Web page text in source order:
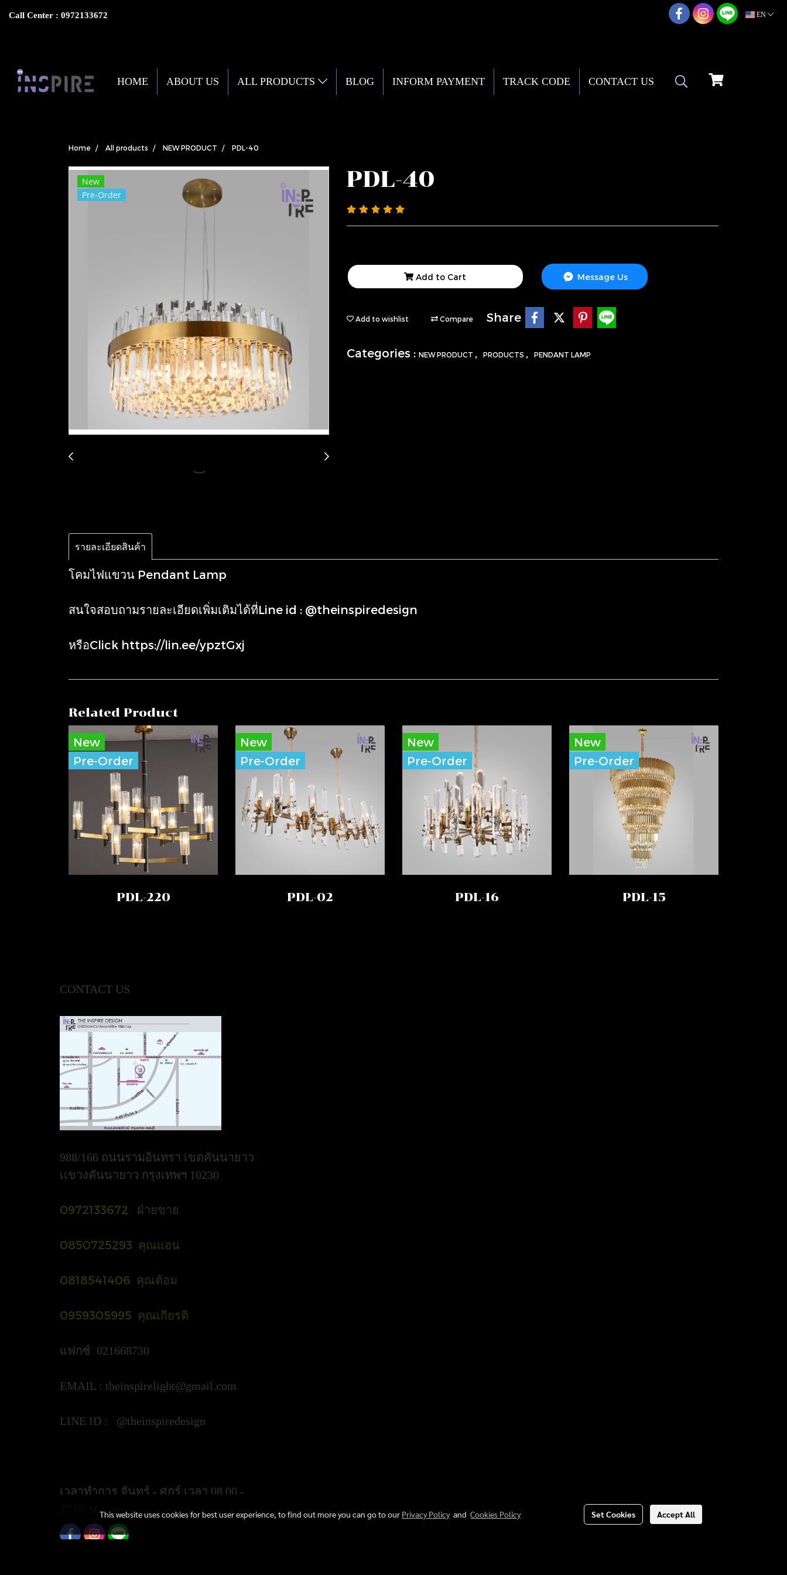
Call Center : 0972133672 EN
HOME ABOUT US ALL PRODUCTS BLOG INFORM PAYMENT TRACK CODE CONTACT US
Home All products NEW PRODUCT PDL-40
New
Pre-Order
PDL-40
Add to Cart Message Us
Add to wishlist Compare Share
Categories : NEW PRODUCT PRODUCTS PENDANT LAMP
รายละเอียดสินค้า
โคมไฟแขวน Pendant Lamp
สนใจสอบถามรายละเอียดเพิ่มเติมได้ที่Line id : @theinspiredesign
หรือClick https://lin.ee/ypztGxj
Related Product
New
Pre-Order
PDL-220
New
Pre-Order
PDL-02
New
Pre-Order
PDL-16
New
Pre-Order
PDL-15
CONTACT US
988/166 ถนนรามอินทรา เขตคันนายาว
เเขวงคันนายาว กรุงเทพฯ 10230
0972133672 ฝ่ายขาย
0850725293 คุณแอน
0818541406 คุณต้อม
0959305995 คุณเกียรติ
แฟกซ์ 021668730
EMAIL : theinspirelight@gmail.com
LINE ID : @theinspiredesign
เวลาทำการ จันทร์ - ศุกร์ เวลา 08.00 -
17.00 น.This website uses cookies for best user experience, to find out more you can go to our Privacy PolicyandCookies Policy Set Cookies Accept All